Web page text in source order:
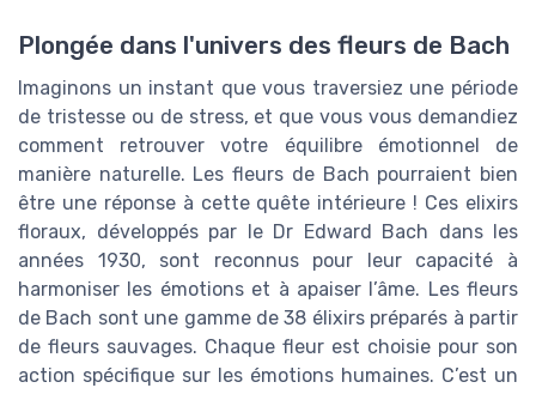
Plongée dans l'univers des fleurs de Bach
Imaginons un instant que vous traversiez une période
de tristesse ou de stress, et que vous vous demandiez
comment retrouver votre équilibre émotionnel de
manière naturelle. Les fleurs de Bach pourraient bien
être une réponse à cette quête intérieure ! Ces elixirs
floraux, développés par le Dr Edward Bach dans les
années 1930, sont reconnus pour leur capacité à
harmoniser les émotions et à apaiser l’âme. Les fleurs
de Bach sont une gamme de 38 élixirs préparés à partir
de fleurs sauvages. Chaque fleur est choisie pour son
action spécifique sur les émotions humaines. C’est un